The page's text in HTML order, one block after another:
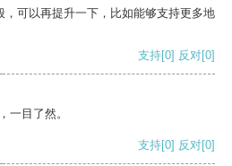
可以再提升一下，比如能够支持更多地
支持[0] 反对[0]
一目了然。
支持[0] 反对[0]